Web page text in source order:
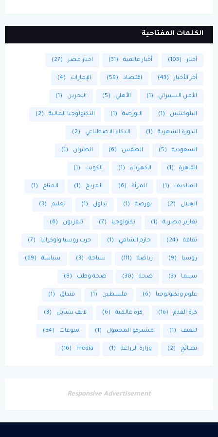
الكلمات المفتاحية
أخبار (103) أخبار عالمية (31) اخبار مصر (27)
أخر الأخبار (43) اقتصاد (59) الإمارات (4)
الأمن السيبراني (1) الأهلي (5) البحرين (1)
البلوكشين (1) البورصة (1) التكنولوجيا المالية (2)
الدورة الشهرية (1) الذكاء الاصطناعي (2)
السعودية (5) الطقس (6) الطيران (1)
القاهرة (1) الكهرباء (1) الكويت (1)
المالديف (1) المرأة (6) المريخ (1) المناخ (1)
الهلال (2) بورصة (1) تداول (1) تعليم (3)
تقارير مصرية (1) تكنولوجيا (7) تلفزيون (6)
ثقافة (24) حازم الشامي (1) حرب روسيا واوكرانيا (7)
روسيا (9) رياضة (111) سياحة (3) سياسة (69)
سينما (3) صحة (30) صحة وطب (8)
علوم وتكنولوجيا (6) فلسطين (1) فنداق (1)
كرة القدم (16) كرة عالمية (6) لايف ستايل (3)
للعنف (1) مشتركو المحمول (1) منوعات (54)
نصائح (2) وزارة الزراعة (1)
media
(16)
Responsive Advertisement